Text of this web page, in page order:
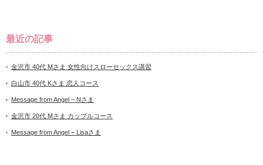
最近の記事
金沢市 40代 Mさま 女性向けスローセックス講習
白山市 40代 Kさま 恋人コース
Message from Angel – Nさま
金沢市 20代 Mさま カップルコース
Message from Angel – Lisaさま